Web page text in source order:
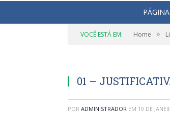
VOCÊ ESTÁ EM: Home »
01 –
POR ADMINISTRADOR EM 10 DE